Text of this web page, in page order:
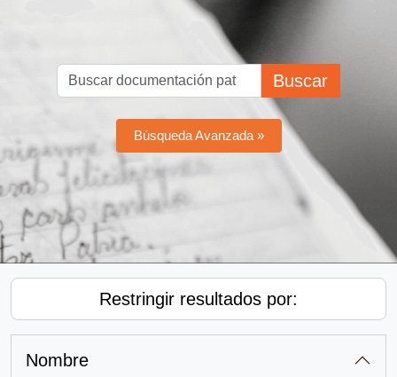
Buscar
Búsqueda Avanzada »
Restringir resultados por:
Nombre